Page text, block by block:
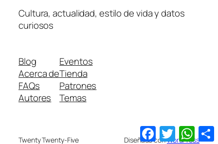
Cultura, actualidad, estilo de vida y datos
curiosos
Blog
Acerca de
FAQs
Autores
Eventos
Tienda
Patrones
Temas
Twenty Twenty-Five Diseñado conWordPress
Facebook
Twitter